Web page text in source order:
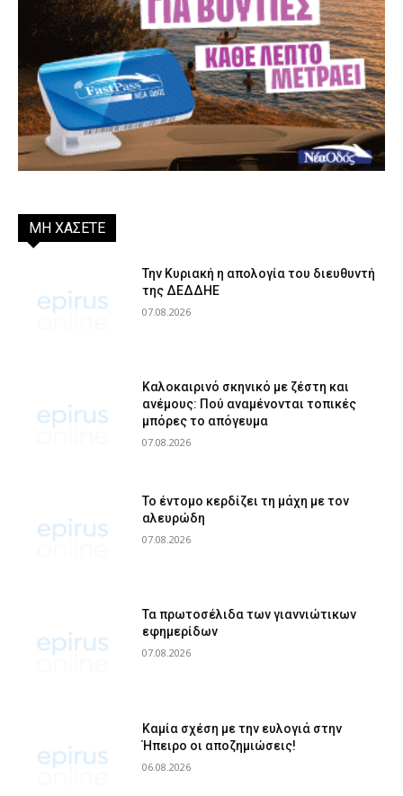
ΜΗ ΧΑΣΕΤΕ
Την Κυριακή η απολογία του διευθυντή
της ΔΕΔΔΗΕ
07.08.2026
Καλοκαιρινό σκηνικό με ζέστη και
ανέμους: Πού αναμένονται τοπικές
μπόρες το απόγευμα
07.08.2026
Το έντομο κερδίζει τη μάχη με τον
αλευρώδη
07.08.2026
Τα πρωτοσέλιδα των γιαννιώτικων
εφημερίδων
07.08.2026
Καμία σχέση με την ευλογιά στην
Ήπειρο οι αποζημιώσεις!
06.08.2026